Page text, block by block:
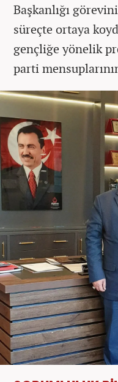
Başkanlığı
süreçte ortaya
gençliğe yönelik
parti